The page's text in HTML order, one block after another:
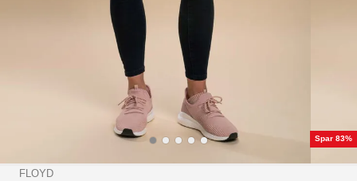
Spar 83%
FLOYD